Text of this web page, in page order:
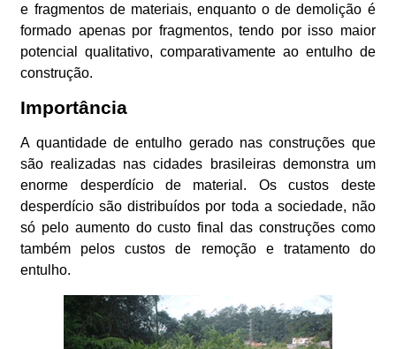
e fragmentos de materiais, enquanto o de demolição é
formado apenas por fragmentos, tendo por isso maior
potencial qualitativo, comparativamente ao entulho de
construção.
Importância
A quantidade de entulho gerado nas construções que
são realizadas nas cidades brasileiras demonstra um
enorme desperdício de material. Os custos deste
desperdício são distribuídos por toda a sociedade, não
só pelo aumento do custo final das construções como
também pelos custos de remoção e tratamento do
entulho.